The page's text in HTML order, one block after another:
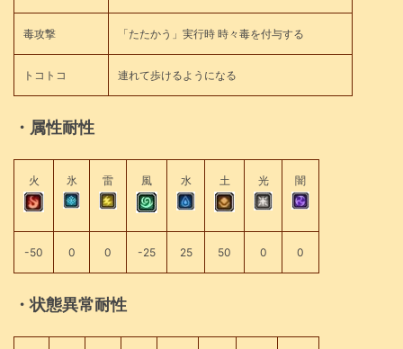
毒攻撃 「たたかう」実行時 時々毒を付与する
トコトコ 連れて歩けるようになる
・属性耐性
火 氷 雷 風 水 土 光 闇
-50 0 0 -25 25 50 0 0
・状態異常耐性